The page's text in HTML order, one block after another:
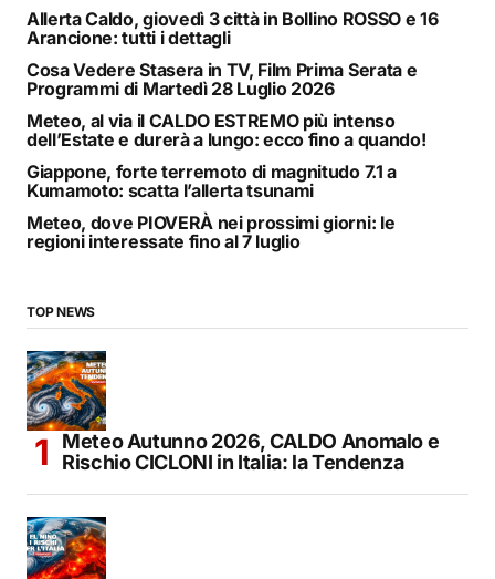
Allerta Caldo, giovedì 3 città in Bollino ROSSO e 16
Arancione: tutti i dettagli
Cosa Vedere Stasera in TV, Film Prima Serata e
Programmi di Martedì 28 Luglio 2026
Meteo, al via il CALDO ESTREMO più intenso
dell’Estate e durerà a lungo: ecco fino a quando!
Giappone, forte terremoto di magnitudo 7.1 a
Kumamoto: scatta l’allerta tsunami
Meteo, dove PIOVERÀ nei prossimi giorni: le
regioni interessate fino al 7 luglio
TOP NEWS
Meteo Autunno 2026, CALDO Anomalo e
Rischio CICLONI in Italia: la Tendenza